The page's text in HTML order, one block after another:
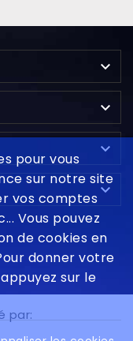
pour vous
sur notre site
vos comptes
Vous pouvez
de cookies en
donner votre
sur le




par: